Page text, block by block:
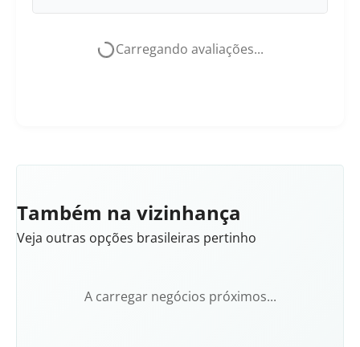
Carregando avaliações...
Também na vizinhança
Veja outras opções brasileiras pertinho
A carregar negócios próximos...